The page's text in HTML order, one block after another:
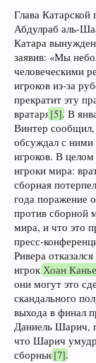
Глава
Абдулраб аль-
Катара
заявив: «Мы
человеческими
игроков из-за
прекратит эту
вратаря[5]. В
Винтер сообщил,
обсуждал с ними
игроков. В целом
игроки мира:
сборная
года поражение
против сборной
мира, и что это
пресс-
Ривера
игрокХоан
они могут это
скандального
выхода в финал
Даниель Шарич,
что Шарич
сборные[7].